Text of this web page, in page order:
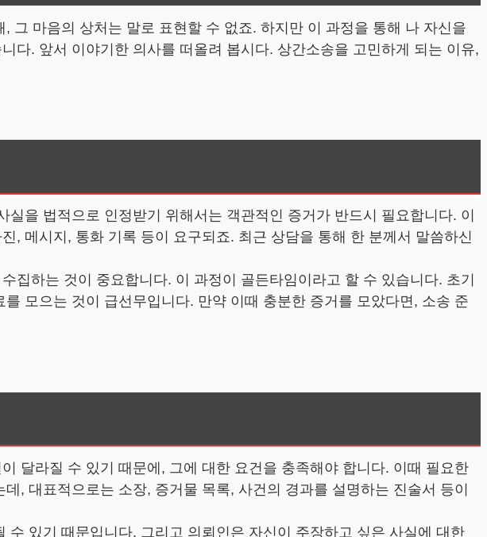
그 마음의 상처는 말로 표현할 수 없죠. 하지만 이 과정을 통해 나 자신을
다. 앞서 이야기한 의사를 떠올려 봅시다. 상간소송을 고민하게 되는 이유,
을 법적으로 인정받기 위해서는 객관적인 증거가 반드시 필요합니다. 이
, 메시지, 통화 기록 등이 요구되죠. 최근 상담을 통해 한 분께서 말씀하신
하는 것이 중요합니다. 이 과정이 골든타임이라고 할 수 있습니다. 초기
모으는 것이 급선무입니다. 만약 이때 충분한 증거를 모았다면, 소송 준
달라질 수 있기 때문에, 그에 대한 요건을 충족해야 합니다. 이때 필요한
, 대표적으로는 소장, 증거물 목록, 사건의 경과를 설명하는 진술서 등이
있기 때문입니다. 그리고 의뢰인은 자신이 주장하고 싶은 사실에 대한